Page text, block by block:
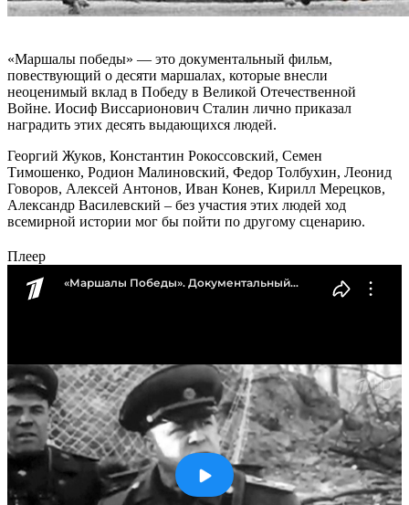
«Маршалы победы» — это документальный фильм,
повествующий о десяти маршалах, которые внесли
неоценимый вклад в Победу в Великой Отечественной
Войне. Иосиф Виссарионович Сталин лично приказал
наградить этих десять выдающихся людей.
Георгий Жуков, Константин Рокоссовский, Семен
Тимошенко, Родион Малиновский, Федор Толбухин, Леонид
Говоров, Алексей Антонов, Иван Конев, Кирилл Мерецков,
Александр Василевский – без участия этих людей ход
всемирной истории мог бы пойти по другому сценарию.
Плеер